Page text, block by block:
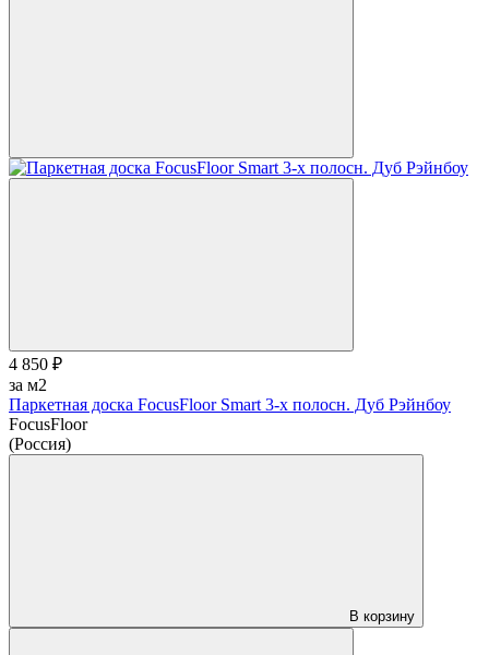
4 850 ₽
за м2
Паркетная доска FocusFloor Smart 3-х полосн. Дуб Рэйнбоу
FocusFloor
(Россия)
В корзину